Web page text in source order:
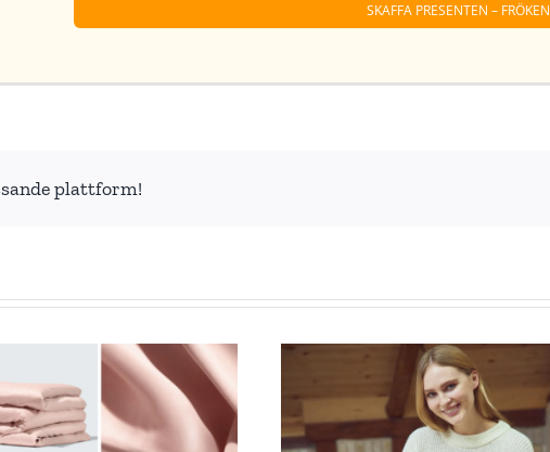
SKAFFA PRESENTEN – FRÖKEN
plattform!